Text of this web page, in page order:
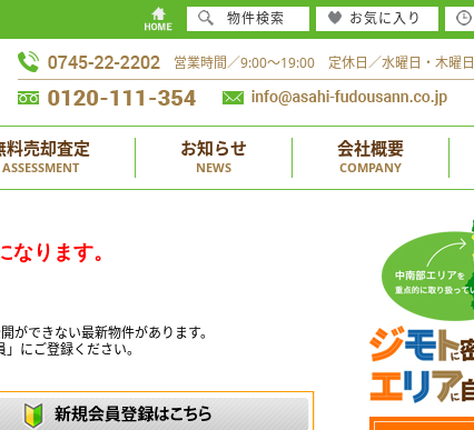
営業時間／9:00～19:00 定休日／水曜日・木曜日
料売却査定
ASSESSMENT
お知らせ
NEWS
会社概要
COMPANY
ります。
ができない最新物件があります。
にご登録ください。
物件検索 お気に入り